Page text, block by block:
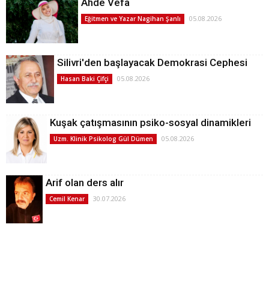
Eğitmen ve Yazar Nagihan Şanlı 05.08.2026
Silivri'den başlayacak Demokrasi Cephesi
Hasan Baki Çifçi 05.08.2026
Kuşak çatışmasının psiko-sosyal dinamikleri
Uzm. Klinik Psikolog Gül Dümen 05.08.2026
Arif olan ders alır
Cemil Kenar 30.07.2026